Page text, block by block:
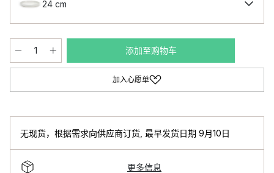
24 cm
添加至购物车
加入心愿单
无现货，根据需求向供应商订货 最早发货日期 9月10日
更多信息